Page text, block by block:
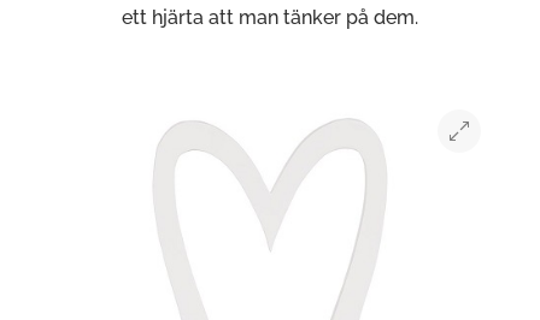
ett hjärta att man tänker på dem.